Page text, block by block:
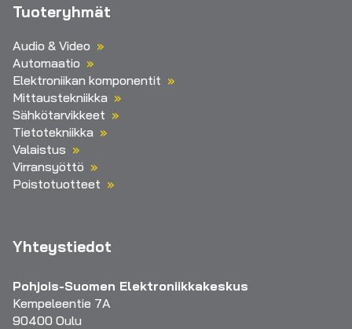
Tuoteryhmät
Audio & Video
Automaatio
Elektroniikan komponentit
Mittaustekniikka
Sähkötarvikkeet
Tietotekniikka
Valaistus
Virransyöttö
Poistotuotteet
Yhteystiedot
Pohjois-Suomen Elektroniikkakeskus
Kempeleentie 7A
90400 Oulu